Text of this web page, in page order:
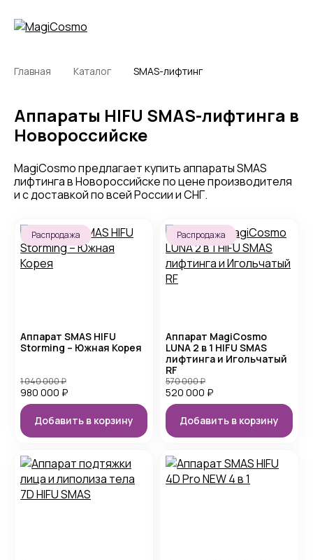
Главная Каталог SMAS-лифтинг
Аппараты HIFU SMAS-лифтинга в
Новороссийске
MagiCosmo предлагает купить аппараты SMAS
лифтинга в Новороссийске по цене производителя
и с доставкой по всей России и СНГ.
Распродажа
Аппарат SMAS HIFU
Storming – Южная Корея
980 000 ₽
1 040 000₽
Добавить в корзину
Распродажа
Аппарат MagiCosmo
LUNA 2 в 1 HIFU SMAS
лифтинга и Игольчатый
RF
520 000 ₽
570 000₽
Добавить в корзину